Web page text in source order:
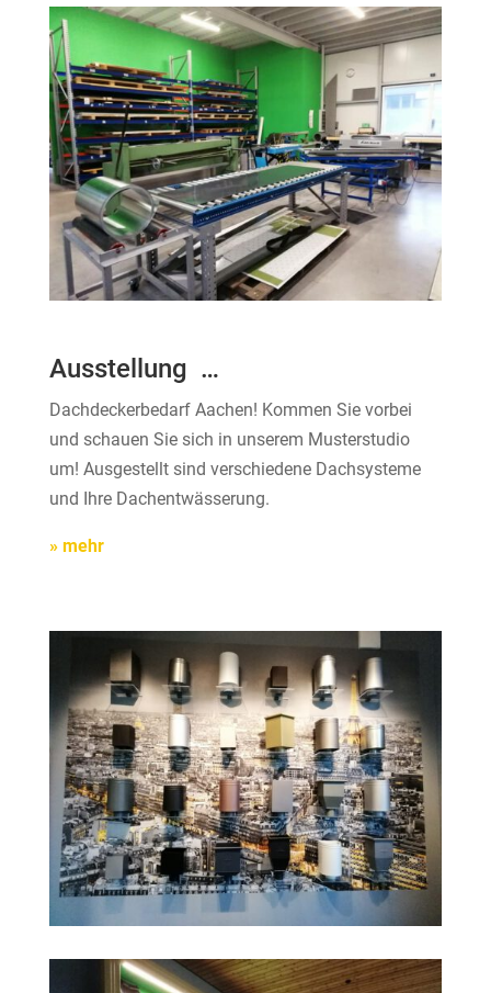
Ausstellung …
Dachdeckerbedarf Aachen! Kommen Sie vorbei
und schauen Sie sich in unserem Musterstudio
um! Ausgestellt sind verschiedene Dachsysteme
und Ihre Dachentwässerung.
» mehr